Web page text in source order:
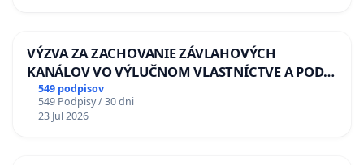
VÝZVA ZA ZACHOVANIE ZÁVLAHOVÝCH
KANÁLOV VO VÝLUČNOM VLASTNÍCTVE A POD
KONTROLOU SLOVENSKEJ REPUBLIKY & žiadosť
na riešenie zanedbaného stavu závlahových a
odvodňovacích kanálov na Slovensku
549 podpisov
549 Podpisy / 30 dni
23 Jul 2026